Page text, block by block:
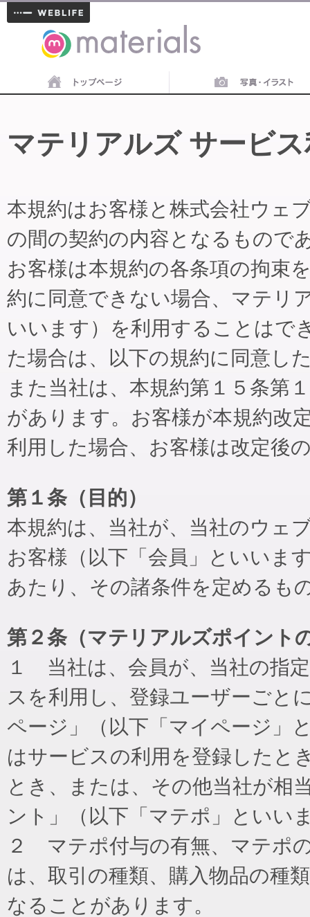
materials
マテリアルズ サービ
本規約はお客様と株式会社ウェ
の間の契約の内容となるもので
お客様は本規約の各条項の拘束
約に同意できない場合、マテリ
いいます）を利用することはで
た場合は、以下の規約に同意し
また当社は、本規約第１５条第
があります。お客様が本規約改
利用した場合、お客様は改定後
第１条（目的）
本規約は、当社が、当社のウェ
お客様（以下「会員」といいま
あたり、その諸条件を定めるも
第２条（マテリアルズポイント
１ 当社は、会員が、当社の指
スを利用し、登録ユーザーごと
ページ」（以下「マイページ」
はサービスの利用を登録したと
とき、または、その他当社が相
ント」（以下「マテポ」といい
２ マテポ付与の有無、マテポ
は、取引の種類、購入物品の種
なることがあります。